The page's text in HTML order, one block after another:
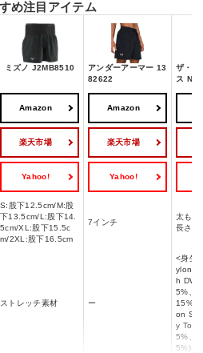
め注目アイテム
ミズノ J2MB8510
アンダーアーマー 13
82622
ザ・ノ
ス
Amazon
楽天市場
Yahoo!
Amazon
楽天市場
Yahoo!
S:股下12.5cm/M:股
下13.5cm/L:股下14.
5cm/XL:股下15.5c
m/2XL:股下16.5cm
7インチ
太もも
長さ
ストレッチ素材 ー
<身生
ylon
h
5%、
15%)<
on
y
5%、
5%)